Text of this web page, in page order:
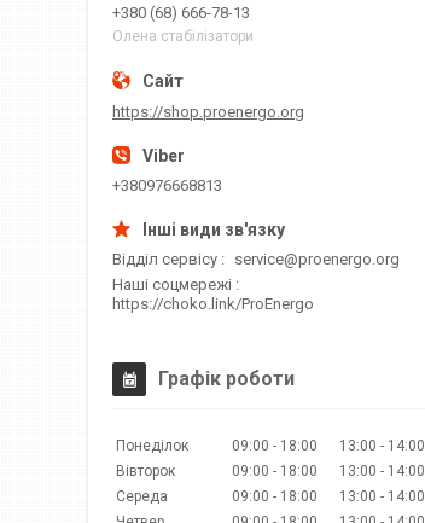
+380 (68) 666-78-13
Олена стабілізатори
https://shop.proenergo.org
+380976668813
Відділ сервісу
service@proenergo.org
Наші соцмережі
https://choko.link/ProEnergo
Графік роботи
Понеділок 09:00 18:00 13:00
14:00
Вівторок
09:00 18:00 13:00
14:00
Середа
09:00 18:00 13:00
14:00